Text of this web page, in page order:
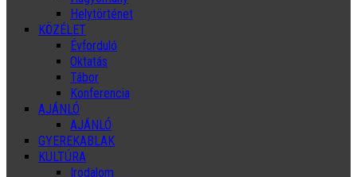
Helytörténet
KÖZÉLET
Évforduló
Oktatás
Tábor
Konferencia
AJÁNLÓ
AJÁNLÓ
GYEREKABLAK
KULTÚRA
Irodalom